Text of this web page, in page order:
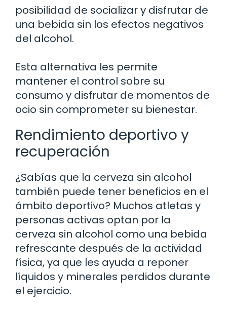
posibilidad de socializar y disfrutar de
una bebida sin los efectos negativos
del alcohol.
Esta alternativa les permite
mantener el control sobre su
consumo y disfrutar de momentos de
ocio sin comprometer su bienestar.
Rendimiento deportivo y
recuperación
¿Sabías que la cerveza sin alcohol
también puede tener beneficios en el
ámbito deportivo? Muchos atletas y
personas activas optan por la
cerveza sin alcohol como una bebida
refrescante después de la actividad
física, ya que les ayuda a reponer
líquidos y minerales perdidos durante
el ejercicio.